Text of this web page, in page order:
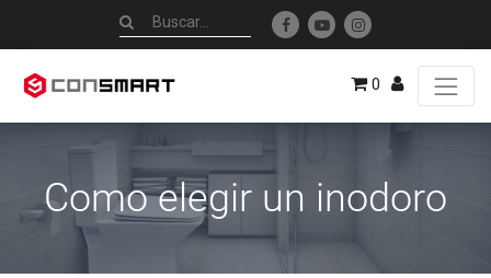
0
Como elegir un inodoro